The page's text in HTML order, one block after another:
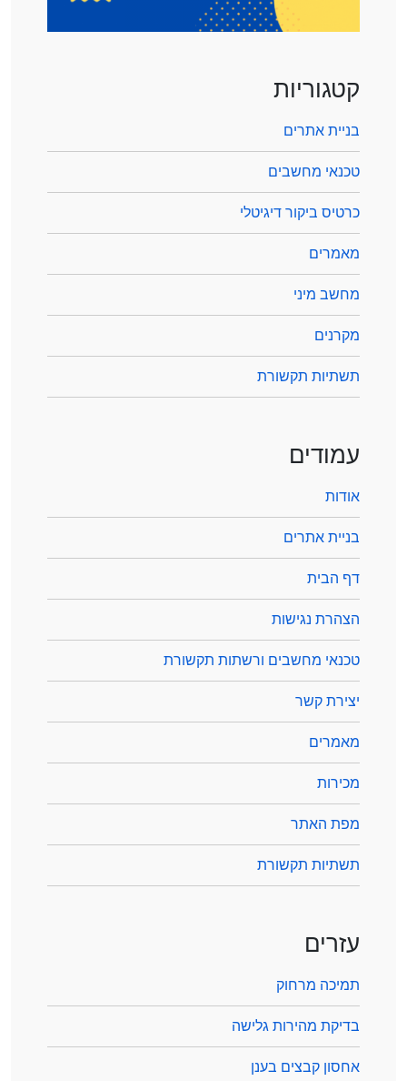
קטגוריות
בניית אתרים
טכנאי מחשבים
כרטיס ביקור דיגיטלי
מאמרים
מחשב מיני
מקרנים
תשתיות תקשורת
עמודים
אודות
בניית אתרים
דף הבית
הצהרת נגישות
טכנאי מחשבים ורשתות תקשורת
יצירת קשר
מאמרים
מכירות
מפת האתר
תשתיות תקשורת
עזרים
תמיכה מרחוק
בדיקת מהירות גלישה
אחסון קבצים בענן